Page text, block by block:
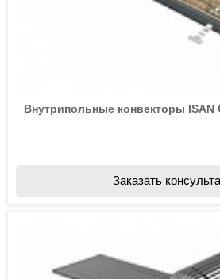
Внутрипольные конвекторы ISAN
Заказать